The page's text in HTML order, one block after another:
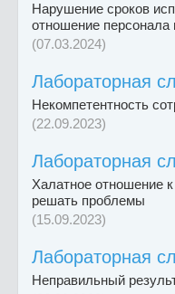
Нарушение сроков
отношение персонала
(07.03.2024)
Лабораторная
Некомпетентность
(22.09.2023)
Лабораторная
Халатное отношение
решать проблемы
(15.09.2023)
Лабораторная
Неправильный